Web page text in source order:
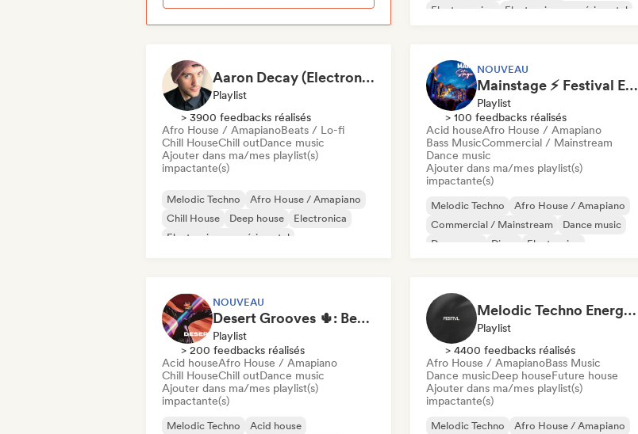
Electro swing
Electronique expérimental
Aaron Decay (Electronic Dream & Chill Electronic Dream playlists)
Playlist
> 3900 feedbacks réalisés
Afro House / AmapianoBeats / Lo-fi
Chill HouseChill outDance music
Ajouter dans ma/mes playlist(s)
impactante(s)
Melodic Techno
Afro House / Amapiano
Chill House
Deep house
Electronica
Electronique expérimental
NOUVEAU
Mainstage ⚡ Festival EDM, Big Room & House Anthems
Playlist
> 100 feedbacks réalisés
Acid houseAfro House / Amapiano
Bass MusicCommercial / Mainstream
Dance music
Ajouter dans ma/mes playlist(s)
impactante(s)
Melodic Techno
Afro House / Amapiano
Commercial / Mainstream
Dance music
Dance pop
Disco
Electronica
NOUVEAU
Desert Grooves 🌵: Best of Afro House, Organic & Melodic
Playlist
> 200 feedbacks réalisés
Acid houseAfro House / Amapiano
Chill HouseChill outDance music
Ajouter dans ma/mes playlist(s)
impactante(s)
Melodic Techno
Acid house
Melodic Techno Energy/ EDM Energy/Techno Masters
Playlist
> 4400 feedbacks réalisés
Afro House / AmapianoBass Music
Dance musicDeep houseFuture house
Ajouter dans ma/mes playlist(s)
impactante(s)
Melodic Techno
Afro House / Amapiano